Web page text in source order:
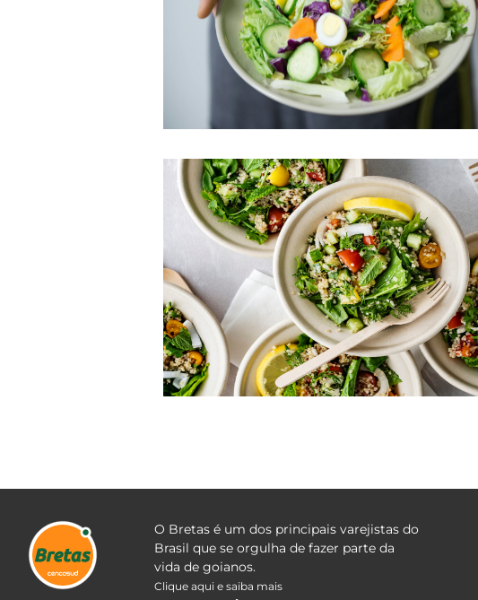
O Bretas é um dos principais varejistas do
Brasil que se orgulha de fazer parte da
vida de goianos.
Clique aqui e saiba mais